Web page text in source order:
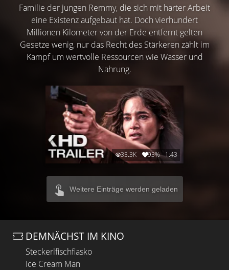
Familie der jungen Remmy, die sich mit harter Arbeit
eine Existenz aufgebaut hat. Doch vierhundert
Millionen Kilometer von der Erde entfernt gelten
Gesetze wenig, nur das Recht des Stärkeren zählt im
Kampf um wertvolle Ressourcen wie Wasser und
Nahrung.
35.3K 93% 1:43
Weitere Einträge werden geladen
DEMNÄCHST IM KINO
Steckerlfischfiasko
Ice Cream Man